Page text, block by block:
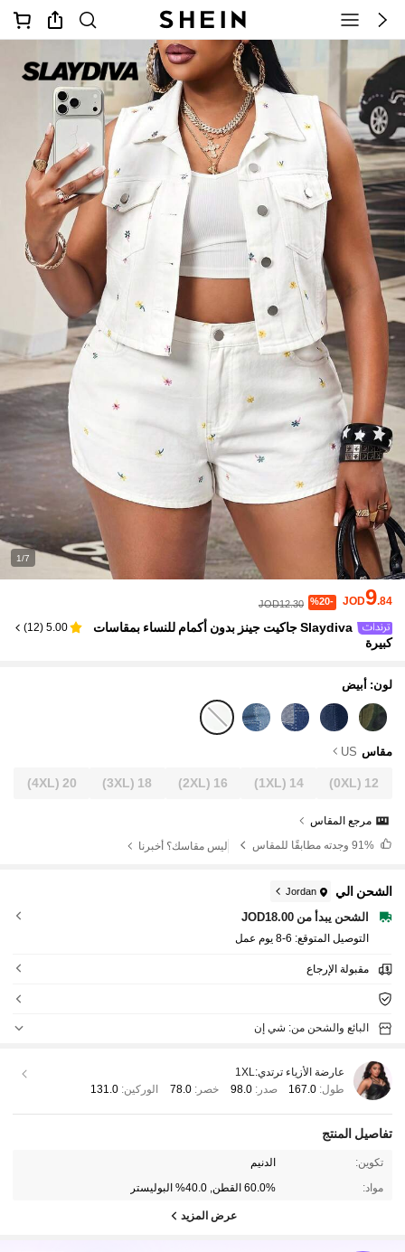
1/7
JOD9.84
%20-
JOD12.30
Slaydiva جاكيت جينز بدون أكمام للنساء بمقاسات
كبيرة
5.00
(
12
)
لون: أبيض
مقاس US
12
(0XL)
14
(1XL)
16
(2XL)
18
(3XL)
20
(4XL)
مرجع المقاس
وجدته مطابقًا للمقاس ليس مقاسك؟ أخبرنا
الشحن الي Jordan
الشحن يبدأ من JOD18.00
التوصيل المتوقع: 6-8 يوم عمل
مقبولة الإرجاع
البائع والشحن من: شي إن
عارضة الأزياء ترتدي:1XL
طول: 167.0 صدر:98.0 خصر: 78.0 الوركين: 131.0
تفاصيل المنتج
تكوين: الدنيم
مواد: 60.0% القطن, 40.0% البوليستر
عرض المزيد